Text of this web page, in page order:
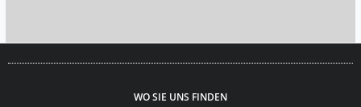
WO SIE UNS FINDEN